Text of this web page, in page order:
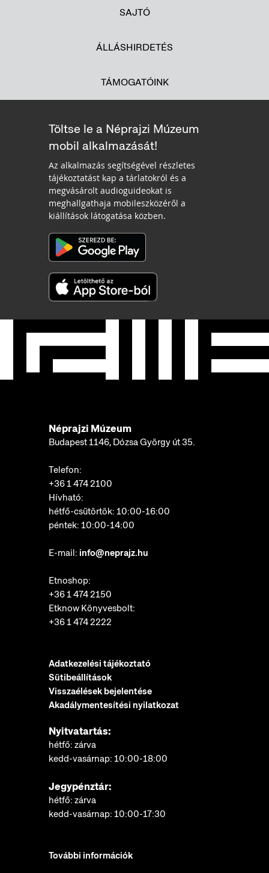
SAJTÓ
ÁLLÁSHIRDETÉS
TÁMOGATÓINK
Töltse le a Néprajzi Múzeum
mobil alkalmazását!
Az alkalmazás segítségével részletes
tájékoztatást kap a tárlatokról és a
megvásárolt audioguideokat is
meghallgathaja mobileszközéről a
kiállítások látogatása közben.
Néprajzi Múzeum
Budapest 1146, Dózsa György út 35.
Telefon:
+36 1 474 2100
Hívható:
hétfő-csütörtök: 10:00-16:00
péntek: 10:00-14:00
E-mail: info@neprajz.hu
Etnoshop:
+36 1 474 2150
Etknow Könyvesbolt:
+36 1 474 2222
Adatkezelési tájékoztató
Sütibeállítások
Visszaélések bejelentése
Akadálymentesítési nyilatkozat
Nyitvatartás:
hétfő: zárva
kedd-vasárnap: 10:00-18:00
Jegypénztár:
hétfő: zárva
kedd-vasárnap: 10:00-17:30
További információk